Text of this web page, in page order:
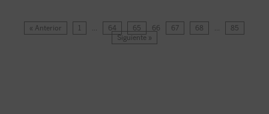
« Anterior 1 … 64 65 66 67 68 …
85
Siguiente »